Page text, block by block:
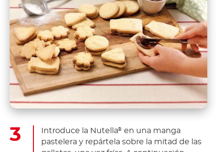
Introduce la Nutella® en una manga
pastelera y repártela sobre la mitad de las